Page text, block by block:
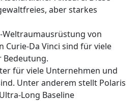
aber starkes
Weltraumausrüstung von
Da Vinci sind für viele
für viele Unternehmen und
Unter anderem stellt Polaris
Long Baseline